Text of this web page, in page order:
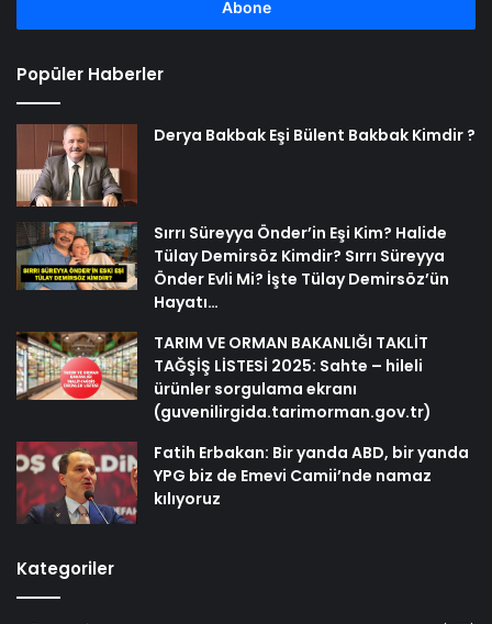
Popüler Haberler
Derya Bakbak Eşi Bülent Bakbak Kimdir ?
Sırrı Süreyya Önder’in Eşi Kim? Halide
Tülay Demirsöz Kimdir? Sırrı Süreyya
Önder Evli Mi? İşte Tülay Demirsöz’ün
Hayatı…
TARIM VE ORMAN BAKANLIĞI TAKLİT
TAĞŞİŞ LİSTESİ 2025: Sahte – hileli
ürünler sorgulama ekranı
(guvenilirgida.tarimorman.gov.tr)
Fatih Erbakan: Bir yanda ABD, bir yanda
YPG biz de Emevi Camii’nde namaz
kılıyoruz
Kategoriler